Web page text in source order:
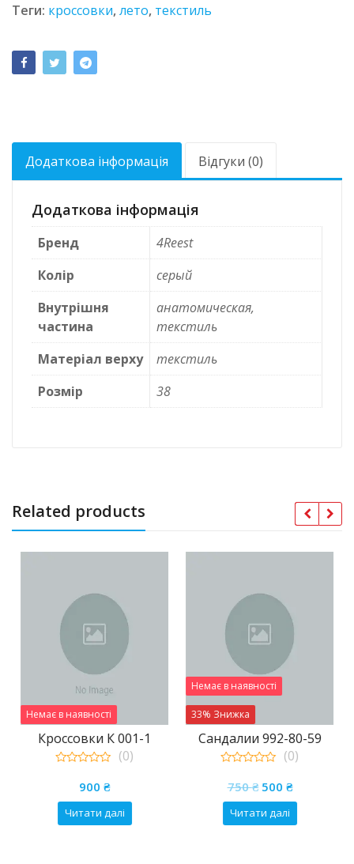
Теги: кроссовки,лето, текстиль
Додаткова інформація Відгуки (0)
Додаткова інформація
Бренд
4Reest
Колір
серый
Внутрішня
частина
анатомическая,
текстиль
Матеріал верху
текстиль
Розмір
38
Related products
Немає в наявності
Кроссовки К 001-1
5
(0)
900 ₴
Читати далі
Немає в наявності
33% Знижка
Сандалии 992-80-59
out
of
5
(0)
750₴ Оригінальна
ціна:
750 ₴.
500 ₴Поточна
ціна:
500 ₴.
Читати далі